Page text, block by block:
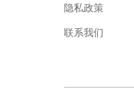
隐私政策
联系我们